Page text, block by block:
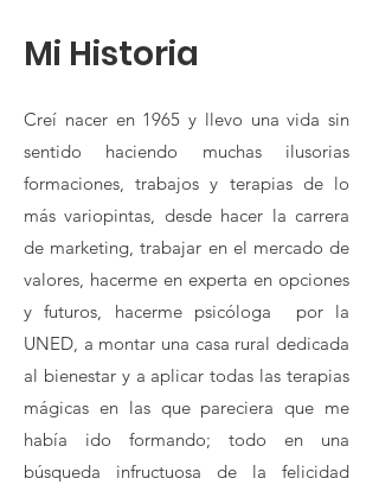
Mi Historia
Creí nacer en 1965 y llevo una vida sin
sentido haciendo muchas ilusorias
formaciones, trabajos y terapias de lo
más variopintas, desde hacer la carrera
de marketing, trabajar en el mercado de
valores, hacerme en experta en opciones
y futuros, hacerme psicóloga por la
UNED, a montar una casa rural dedicada
al bienestar y a aplicar todas las terapias
mágicas en las que pareciera que me
había ido formando; todo en una
búsqueda infructuosa de la felicidad